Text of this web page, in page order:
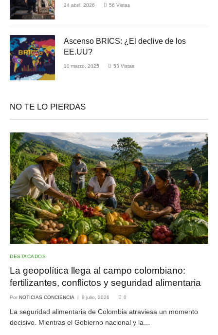
24 abril, 2026 56 Vistas
Ascenso BRICS: ¿El declive de los
EE.UU?
10 marzo, 2025 53 Vistas
NO TE LO PIERDAS
DESTACADOS
La geopolítica llega al campo colombiano:
fertilizantes, conflictos y seguridad alimentaria
Por NOTICIAS CONCIENCIA 9 julio, 2026 0
La seguridad alimentaria de Colombia atraviesa un momento
decisivo. Mientras el Gobierno nacional y la…